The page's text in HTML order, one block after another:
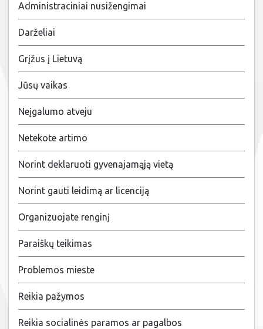
Administraciniai nusižengimai
Darželiai
Grįžus į Lietuvą
Jūsų vaikas
Neįgalumo atveju
Netekote artimo
Norint deklaruoti gyvenajamąją vietą
Norint gauti leidimą ar licenciją
Organizuojate renginį
Paraiškų teikimas
Problemos mieste
Reikia pažymos
Reikia socialinės paramos ar pagalbos